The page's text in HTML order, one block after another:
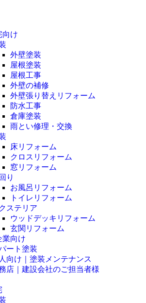
向け
外壁塗装
屋根塗装
屋根工事
外壁の補修
外壁張り替えリフォーム
防水工事
倉庫塗装
雨とい修理・交換
床リフォーム
クロスリフォーム
窓リフォーム
り
お風呂リフォーム
トイレリフォーム
ステリア
ウッドデッキリフォーム
玄関リフォーム
業向け
ート塗装
向け｜塗装メンテナンス
店｜建設会社のご担当者様